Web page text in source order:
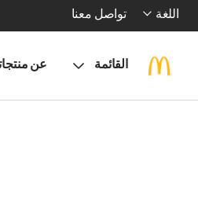
اللغة تواصل معنا
القائمة عن